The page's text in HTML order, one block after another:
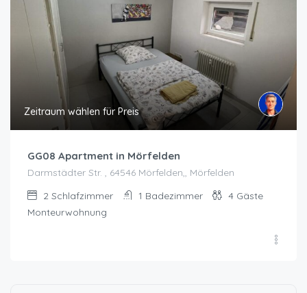
Zeitraum wählen für Preis
GG08 Apartment in Mörfelden
Darmstädter Str. , 64546 Mörfelden,, Mörfelden
2 Schlafzimmer 1 Badezimmer 4 Gäste
Monteurwohnung